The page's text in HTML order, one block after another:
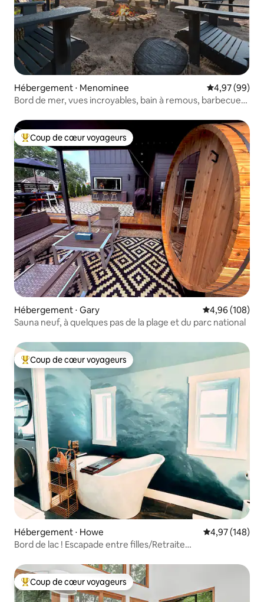
Hébergement ⋅ Menominee Évaluation
4,97 (99)
Bord de mer, vues incroyables, bain à remous, barbecue
Coups de cœur voyageurs les plus appréciés
Coup de cœur voyageurs
Hébergement ⋅ Gary Évaluation
4,96 (108)
Sauna neuf, à quelques pas de la plage et du parc national
Coups de cœur voyageurs les plus appréciés
Coup de cœur voyageurs
Hébergement ⋅ Howe Évaluation
4,97 (148)
Bord de lac ! Escapade entre filles/Retraite
Coups de cœur voyageurs les plus appréciés
Coup de cœur voyageurs